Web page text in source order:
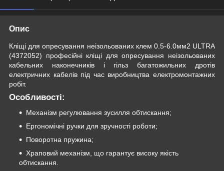
Опис
Кліщі для опресування неізольованих клем 0.5-6.0мм2 ULTRA
(4372052) професійні кліщі для опресування неізольованих
кабельних наконечників і гільз багатожильних дротів
електричних кабелів під час виробництва електромонтажних
робіт.
Особливості:
Механізм регулювання зусилля обтискання;
Ергономічні ручки для зручності роботи;
Поворотна пружина;
Храповий механізм, що гарантує високу якість
обтискання.